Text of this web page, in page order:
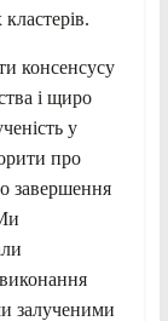
консенсусу
і щиро
у
про
завершення
залученими